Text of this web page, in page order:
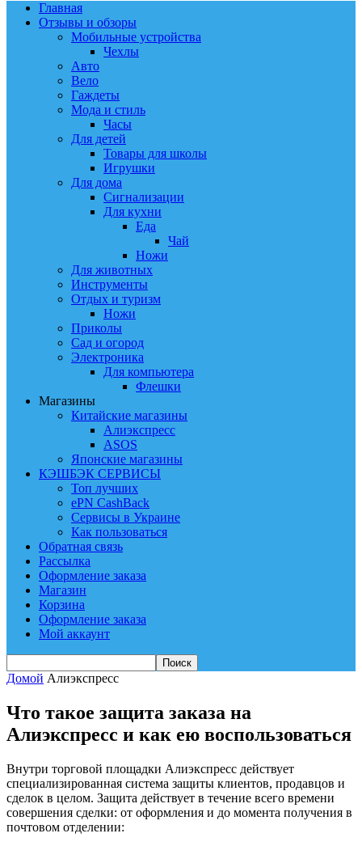
Главная
Отзывы и обзоры
Мобильные устройства
Чехлы
Авто
Вело
Гаждеты
Мода и стиль
Часы
Для детей
Товары для школы
Игрушки
Для дома
Сигнализации
Для кухни
Еда
Чай
Ножи
Для животных
Инструменты
Отдых и туризм
Ножи
Приколы
Сад и огород
Электроника
Для компьютера
Флешки
Магазины
Китайские магазины
Алиэкспресс
ASOS
Японские магазины
КЭШБЭК СЕРВИСЫ
Топ лучших
ePN CashBack
Сервисы в Украине
Как пользоваться
Обратная связь
Рассылка
Оформление заказа
Магазин
Корзина
Оформление заказа
Мой аккаунт
Домой Алиэкспресс
Что такое защита заказа на
Алиэкспресс и как ею воспользоваться
Внутри торговой площадки Алиэкспресс действует
специализированная система защиты клиентов, продавцов и
сделок в целом. Защита действует в течение всего времени
совершения сделки: от оформления и до момента получения в
почтовом отделении: